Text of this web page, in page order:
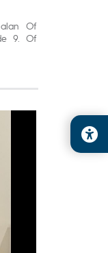
alan Of
9. Of